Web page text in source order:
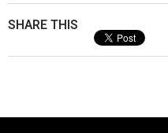
SHARE THIS